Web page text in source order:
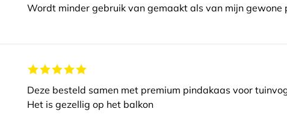
Wordt minder gebruik van gemaakt als van mijn gewone
Deze besteld samen met premium pindakaas voor
Het is gezellig op het balkon